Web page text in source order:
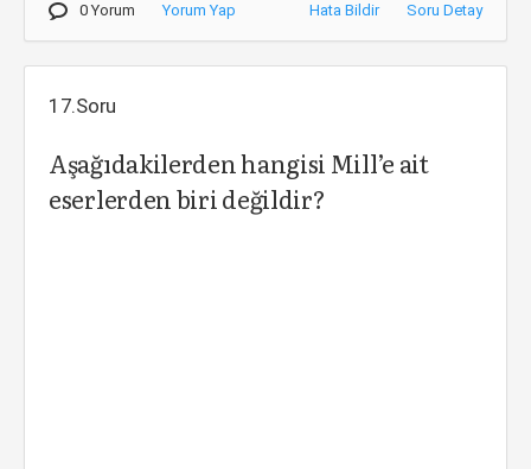
0 Yorum Yorum Yap Hata Bildir Soru Detay
17.Soru
Aşağıdakilerden hangisi Mill’e ait
eserlerden biri değildir?